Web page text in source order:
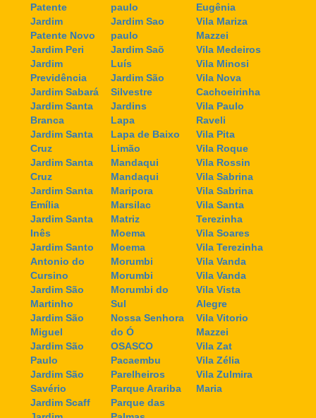
Patente
Jardim
Patente Novo
Jardim Peri
Jardim
Previdência
Jardim Sabará
Jardim Santa
Branca
Jardim Santa
Cruz
Jardim Santa
Cruz
Jardim Santa
Emília
Jardim Santa
Inês
Jardim Santo
Antonio do
Cursino
Jardim São
Martinho
Jardim São
Miguel
Jardim São
Paulo
Jardim São
Savério
Jardim Scaff
paulo
Jardim Sao
paulo
Jardim Saõ
Luís
Jardim São
Silvestre
Jardins
Lapa
Lapa de Baixo
Limão
Mandaqui
Mandaqui
Maripora
Marsilac
Matriz
Moema
Moema
Morumbi
Morumbi
Morumbi do
Sul
Nossa Senhora
do Ó
OSASCO
Pacaembu
Parelheiros
Parque Arariba
Parque das
Eugênia
Vila Mariza
Mazzei
Vila Medeiros
Vila Minosi
Vila Nova
Cachoeirinha
Vila Paulo
Raveli
Vila Pita
Vila Roque
Vila Rossin
Vila Sabrina
Vila Sabrina
Vila Santa
Terezinha
Vila Soares
Vila Terezinha
Vila Vanda
Vila Vanda
Vila Vista
Alegre
Vila Vitorio
Mazzei
Vila Zat
Vila Zélia
Vila Zulmira
Maria